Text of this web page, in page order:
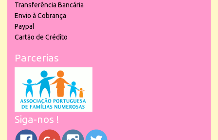
Transferência Bancária
Envio à Cobrança
Paypal
Cartão de Crédito
Parcerias
Siga-nos !